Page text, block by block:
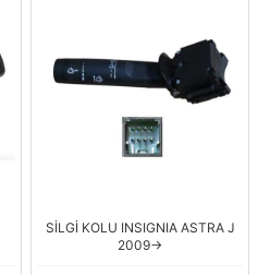
SİLGİ KOLU INSIGNIA ASTRA J
2009->